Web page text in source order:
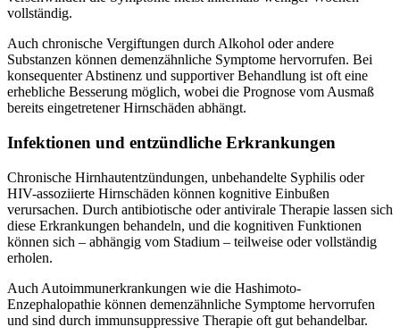
vollständig.
Auch chronische Vergiftungen durch Alkohol oder andere
Substanzen können demenzähnliche Symptome hervorrufen. Bei
konsequenter Abstinenz und supportiver Behandlung ist oft eine
erhebliche Besserung möglich, wobei die Prognose vom Ausmaß
bereits eingetretener Hirnschäden abhängt.
Infektionen und entzündliche Erkrankungen
Chronische Hirnhautentzündungen, unbehandelte Syphilis oder
HIV-assoziierte Hirnschäden können kognitive Einbußen
verursachen. Durch antibiotische oder antivirale Therapie lassen sich
diese Erkrankungen behandeln, und die kognitiven Funktionen
können sich – abhängig vom Stadium – teilweise oder vollständig
erholen.
Auch Autoimmunerkrankungen wie die Hashimoto-
Enzephalopathie können demenzähnliche Symptome hervorrufen
und sind durch immunsuppressive Therapie oft gut behandelbar.